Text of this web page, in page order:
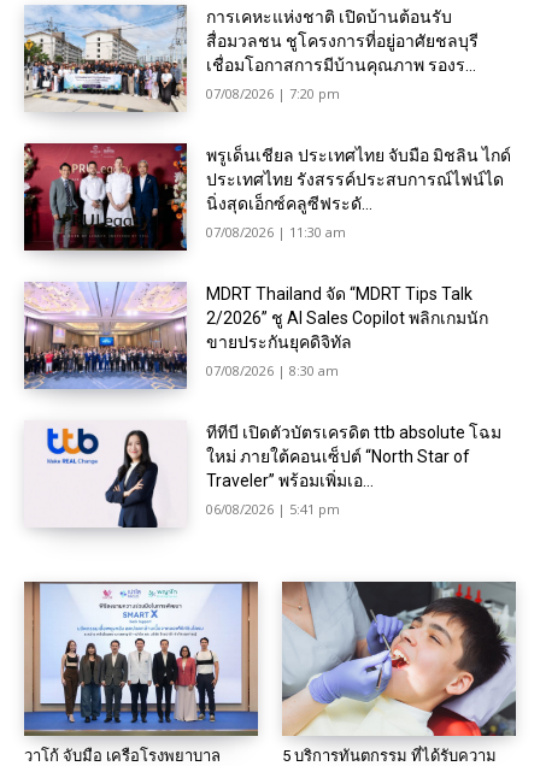
การเคหะแห่งชาติ เปิดบ้านต้อนรับ
สื่อมวลชน ชูโครงการที่อยู่อาศัยชลบุรี
เชื่อมโอกาสการมีบ้านคุณภาพ รองร...
07/08/2026 | 7:20 pm
พรูเด็นเชียล ประเทศไทย จับมือ มิชลิน ไกด์
ประเทศไทย รังสรรค์ประสบการณ์ไฟน์ได
นิ่งสุดเอ็กซ์คลูซีฟระดั...
07/08/2026 | 11:30 am
MDRT Thailand จัด “MDRT Tips Talk
2/2026” ชู AI Sales Copilot พลิกเกมนัก
ขายประกันยุคดิจิทัล
07/08/2026 | 8:30 am
ทีทีบี เปิดตัวบัตรเครดิต ttb absolute โฉม
ใหม่ ภายใต้คอนเซ็ปต์ “North Star of
Traveler” พร้อมเพิ่มเอ...
06/08/2026 | 5:41 pm
วาโก้ จับมือ เครือโรงพยาบาล
5 บริการทันตกรรม ที่ได้รับความ